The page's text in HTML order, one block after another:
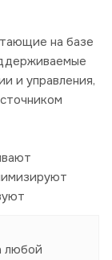
на базе
и управления,
любой